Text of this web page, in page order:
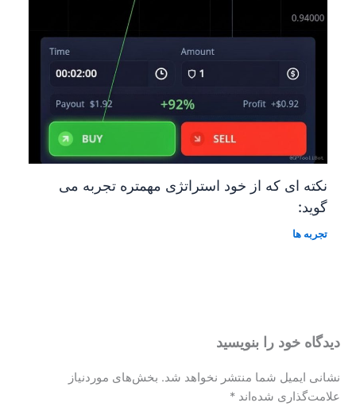
نکته ای که از خود استراتژی مهمتره تجربه می
گوید:
تجربه ها
دیدگاه‌ خود را بنویسید
نشانی ایمیل شما منتشر نخواهد شد. بخش‌های موردنیاز
علامت‌گذاری شده‌اند *